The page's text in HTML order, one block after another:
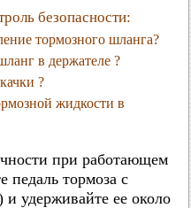
безопасности:
тормозного шланга?
в держателе ?
?
жидкости в
при работающем
педаль тормоза с
удерживайте ее около